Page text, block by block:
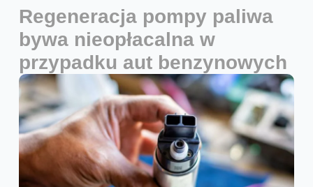
Regeneracja pompy paliwa
bywa nieopłacalna w
przypadku aut benzynowych